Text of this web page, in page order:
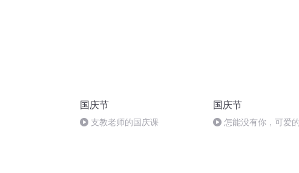
国庆节
支教老师的国庆课
国庆节
怎能没有你，可爱